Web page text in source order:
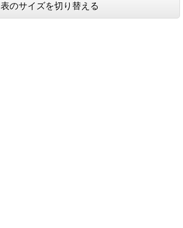
表のサイズを切り替える